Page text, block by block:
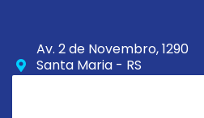
Av. 2 de Novembro, 1290
Santa Maria - RS
CEP 97020-230